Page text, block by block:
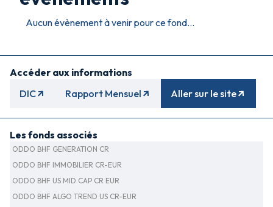
Aucun évènement à venir pour ce fond...
Accéder aux informations
DIC
Rapport Mensuel Aller sur le site
Les fonds associés
ODDO BHF GENERATION CR
ODDO BHF IMMOBILIER CR-EUR
ODDO BHF US MID CAP CR EUR
ODDO BHF ALGO TREND US CR-EUR